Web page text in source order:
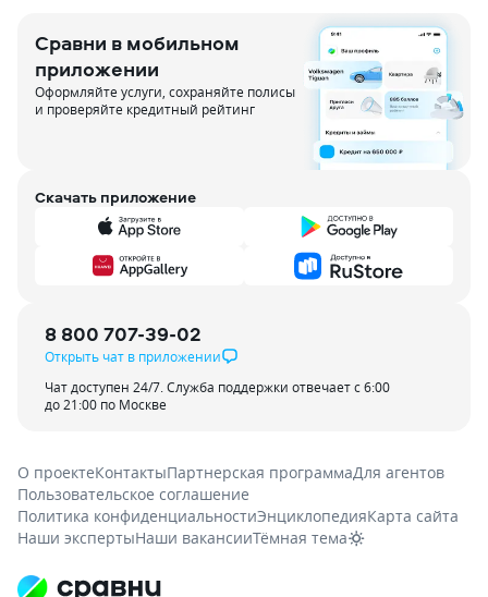
Сравни в мобильном
приложении
Оформляйте услуги, сохраняйте полисы
и проверяйте кредитный рейтинг
Скачать приложение
8 800 707-39-02
Открыть чат в приложении
Чат доступен 24/7. Служба поддержки отвечает с 6:00
до 21:00 по Москве
О проектеКонтактыПартнерская программаДля агентов
Пользовательское соглашение
Политика конфиденциальностиЭнциклопедияКарта сайта
Наши экспертыНаши вакансииТёмная тема